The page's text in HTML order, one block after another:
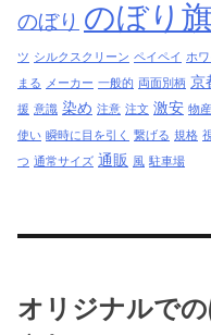
のぼり のぼり旗
ツ シルクスクリーン ペイペイ ホ
まる メーカー 一般的 両面別柄 京
援 意識 染め 注意 注文 激安 物
使い 瞬時に目を引く 繋げる 規格
つ 通常サイズ 通販 風 駐車場
オリジナルで